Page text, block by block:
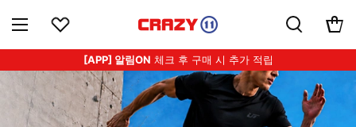
[APP] 알림ON 체크 후 구매 시 추가 적립